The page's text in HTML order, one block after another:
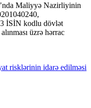
Maliyyə Nazirliyinin
İSİN kodlu dövlət
üzrə hərrac